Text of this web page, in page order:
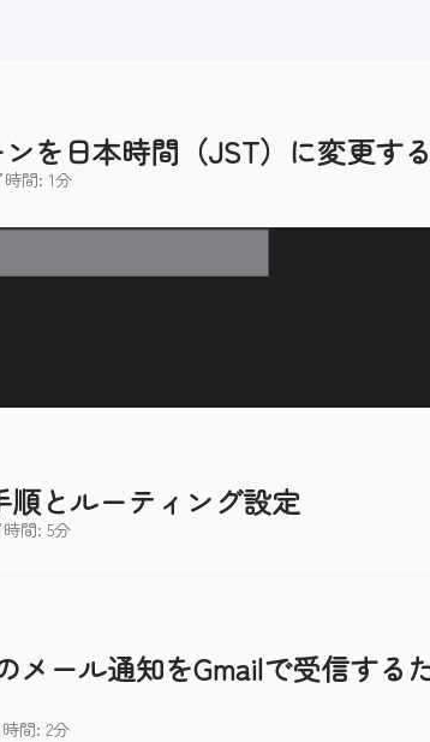
を日本時間（JST）に変更す
間: 1分
順とルーティング設定
間: 5分
メール通知をGmailで受信する
間: 2分